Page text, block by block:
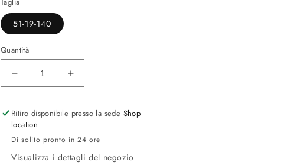
51-19-140
Quantità
Diminuisci
quantità
DiorPrisme
R1I
Aumenta
quantità
DiorPrisme
Ritiro disponibile presso la sede Shop
location
Di solito pronto in 24 ore
Visualizza i dettagli del negozio